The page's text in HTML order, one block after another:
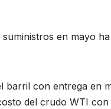
en mayo
con entrega en
del crudo WTI